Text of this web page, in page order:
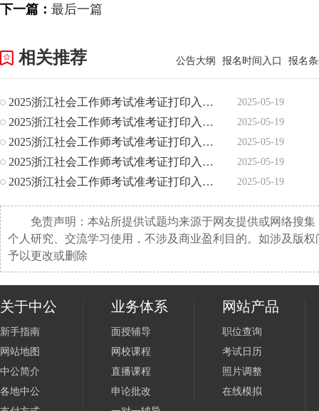
印准考证的通知
下一篇： 最后一篇
相关推荐 公告大纲 报名时间入口 报名
2025浙江社会工作师考试准考证打印入口_5月19日-23日 2025-05-19
2025浙江社会工作师考试准考证打印入口_5月19日-23日 2025-05-19
2025浙江社会工作师考试准考证打印入口_5月19日-23日 2025-05-19
2025浙江社会工作师考试准考证打印入口_5月19日-23日 2025-05-19
2025浙江社会工作师考试准考证打印入口_5月19日-23日 2025-05-19
免责声明：本站所提供试题均来源于网友提供或网络搜
个人研究、交流学习使用，不涉及商业盈利目的。如涉及版
予以更改或删除
关于中公
新手指南
网站地图
中公简介
各地中公
业务体系
面授辅导
网校课程
直播课程
申论批改
网站产品
职位查询
考试日历
照片调整
在线模拟